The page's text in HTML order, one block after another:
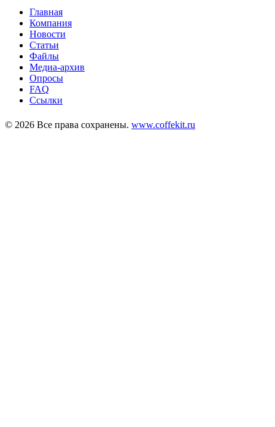
Главная
Компания
Новости
Статьи
Файлы
Медиа-архив
Опросы
FAQ
Ссылки
© 2026 Все права сохранены. www.coffekit.ru